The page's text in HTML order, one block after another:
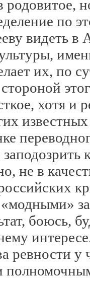
родовитое,
по
видеть
их, по
этого
хотя и
не в
«модными»
боюсь,
ревности